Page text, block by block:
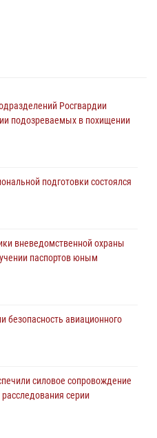
Росгвардии
подозреваемых в похищении
подготовки состоялся
вневедомственной охраны
паспортов юным
безопасность авиационного
силовое сопровождение
серии